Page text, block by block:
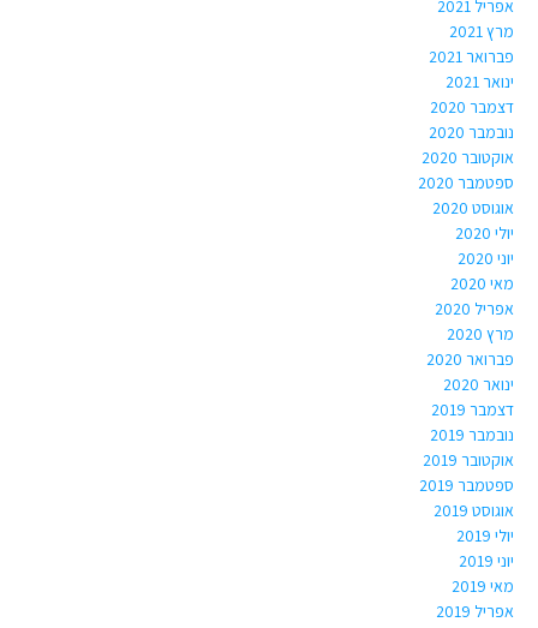
אפריל 2021
מרץ 2021
פברואר 2021
ינואר 2021
דצמבר 2020
נובמבר 2020
אוקטובר 2020
ספטמבר 2020
אוגוסט 2020
יולי 2020
יוני 2020
מאי 2020
אפריל 2020
מרץ 2020
פברואר 2020
ינואר 2020
דצמבר 2019
נובמבר 2019
אוקטובר 2019
ספטמבר 2019
אוגוסט 2019
יולי 2019
יוני 2019
מאי 2019
אפריל 2019